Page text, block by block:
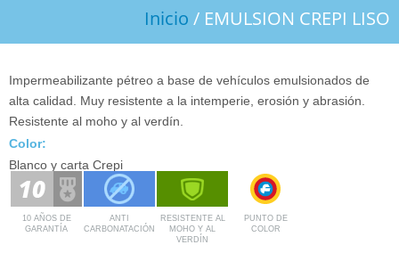
DESCARGAS
Inicio / EMULSION CREPI LISO
Impermeabilizante pétreo a base de vehículos emulsionados de
alta calidad. Muy resistente a la intemperie, erosión y abrasión.
Resistente al moho y al verdín.
Color:
Blanco y carta Crepi
10 AÑOS DE
GARANTÍA
ANTI
CARBONATACIÓN
RESISTENTE AL
MOHO Y AL
VERDÍN
PUNTO DE
COLOR